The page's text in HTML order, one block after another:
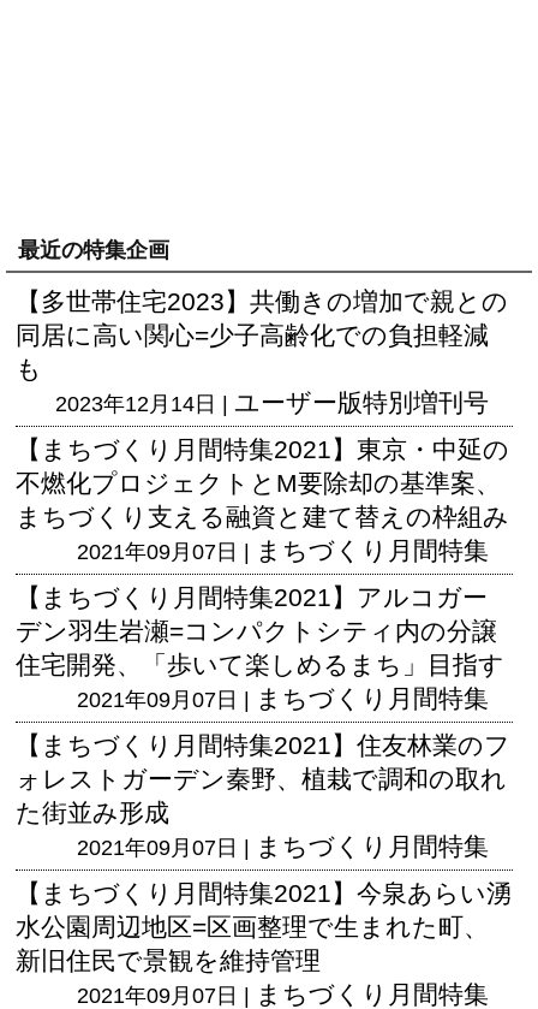
最近の特集企画
【多世帯住宅2023】共働きの増加で親との
同居に高い関心=少子高齢化での負担軽減
も
2023年12月14日 | ユーザー版特別増刊号
【まちづくり月間特集2021】東京・中延の
不燃化プロジェクトとM要除却の基準案、
まちづくり支える融資と建て替えの枠組み
2021年09月07日 | まちづくり月間特集
【まちづくり月間特集2021】アルコガー
デン羽生岩瀬=コンパクトシティ内の分譲
住宅開発、「歩いて楽しめるまち」目指す
2021年09月07日 | まちづくり月間特集
【まちづくり月間特集2021】住友林業のフ
ォレストガーデン秦野、植栽で調和の取れ
た街並み形成
2021年09月07日 | まちづくり月間特集
【まちづくり月間特集2021】今泉あらい湧
水公園周辺地区=区画整理で生まれた町、
新旧住民で景観を維持管理
2021年09月07日 | まちづくり月間特集